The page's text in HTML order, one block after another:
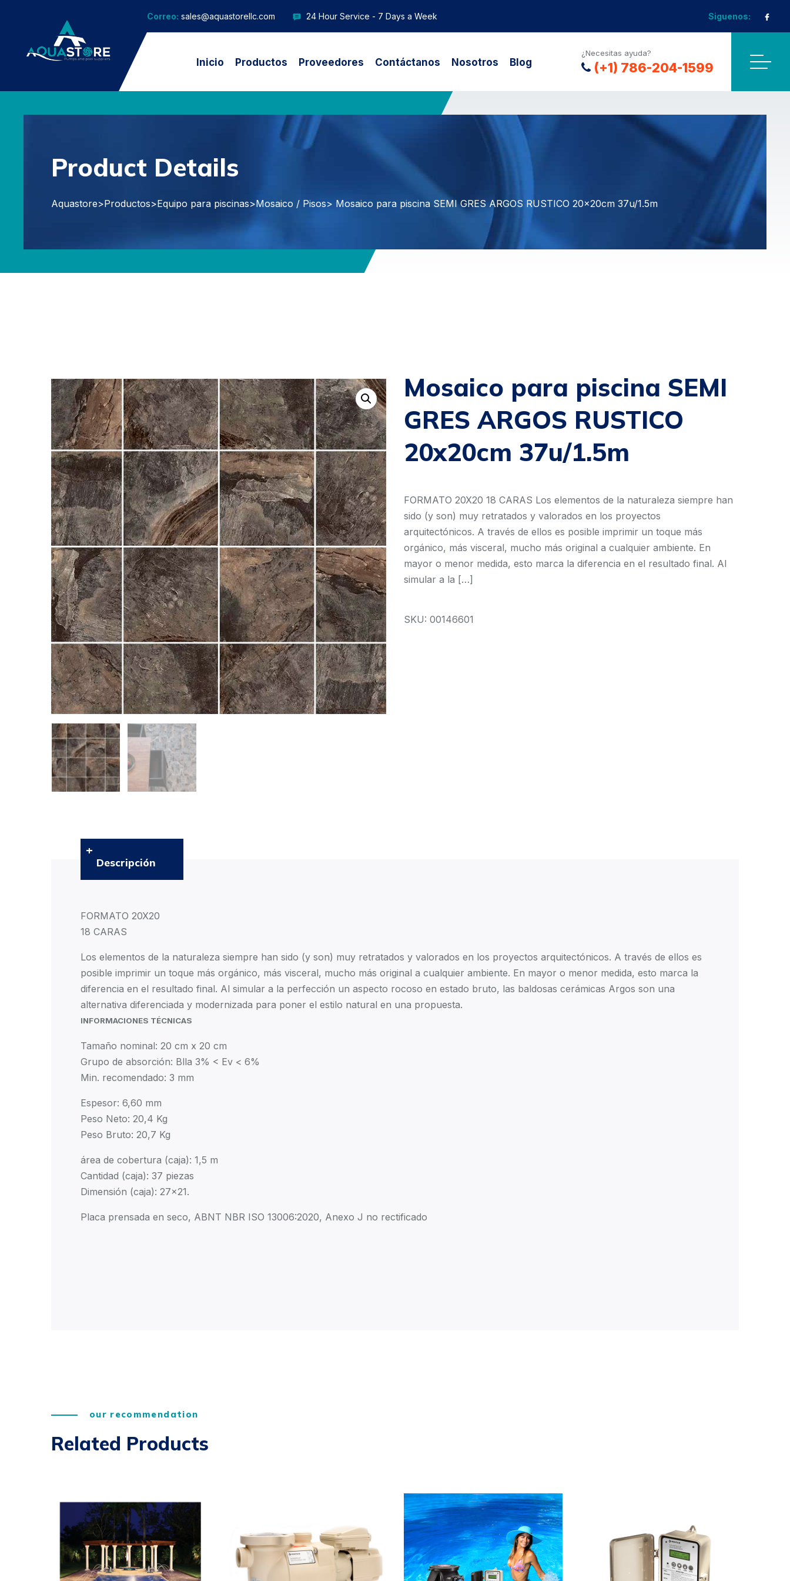
Correo: sales@aquastorellc.com 24 Hour Service - 7 Days a Week Siguenos:
Inicio Productos Proveedores Contáctanos Nosotros Blog
¿Necesitas ayuda?
(+1) 786-204-1599
Product Details
Aquastore>Productos>Equipo para piscinas>Mosaico / Pisos> Mosaico para piscina SEMI GRES ARGOS RUSTICO 20x20cm 37u/1.5m
Mosaico para piscina SEMI
GRES ARGOS RUSTICO
20x20cm 37u/1.5m
FORMATO 20X20 18 CARAS Los elementos de la naturaleza siempre han
sido (y son) muy retratados y valorados en los proyectos
arquitectónicos. A través de ellos es posible imprimir un toque más
orgánico, más visceral, mucho más original a cualquier ambiente. En
mayor o menor medida, esto marca la diferencia en el resultado final. Al
simular a la […]
SKU: 00146601
Descripción
FORMATO 20X20
18 CARAS
Los elementos de la naturaleza siempre han sido (y son) muy retratados y valorados en los proyectos arquitectónicos. A través de ellos es
posible imprimir un toque más orgánico, más visceral, mucho más original a cualquier ambiente. En mayor o menor medida, esto marca la
diferencia en el resultado final. Al simular a la perfección un aspecto rocoso en estado bruto, las baldosas cerámicas Argos son una
alternativa diferenciada y modernizada para poner el estilo natural en una propuesta.
INFORMACIONES TÉCNICAS
Tamaño nominal: 20 cm x 20 cm
Grupo de absorción: Blla 3% < Ev < 6%
Min. recomendado: 3 mm
Espesor: 6,60 mm
Peso Neto: 20,4 Kg
Peso Bruto: 20,7 Kg
área de cobertura (caja): 1,5 m
Cantidad (caja): 37 piezas
Dimensión (caja): 27×21.
Placa prensada en seco, ABNT NBR ISO 13006:2020, Anexo J no rectificado
our recommendation
Related Products